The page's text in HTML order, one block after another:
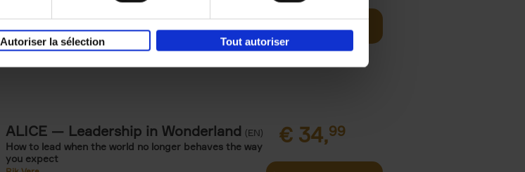
Autoriser la sélection Tout autoriser
Andreas Creten
Couverture souple
2026 224
ALICE — Leadership in Wonderland (EN)
How to lead when the world no longer behaves the way
you expect
€ 34,99